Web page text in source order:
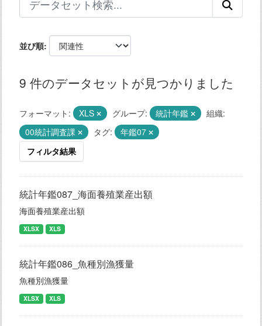
並び順
9 件のデータセットが見つかりました
フォーマット: XLS グループ: 統計年鑑
組織:
00統計調査課
タグ:
年鑑07
フィルタ結果
統計年鑑087_海面養殖業産出額
海面養殖業産出額
XLSX XLS
統計年鑑086_魚種別漁獲量
魚種別漁獲量
XLSX XLS